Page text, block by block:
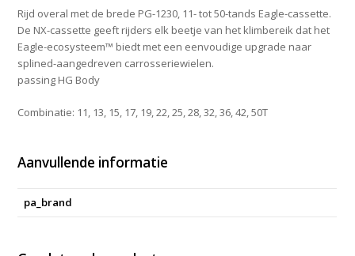
Rijd overal met de brede PG-1230, 11- tot 50-tands Eagle-cassette.
De NX-cassette geeft rijders elk beetje van het klimbereik dat het
Eagle-ecosysteem™ biedt met een eenvoudige upgrade naar
splined-aangedreven carrosseriewielen.
passing HG Body
Combinatie: 11, 13, 15, 17, 19, 22, 25, 28, 32, 36, 42, 50T
Aanvullende informatie
pa_brand